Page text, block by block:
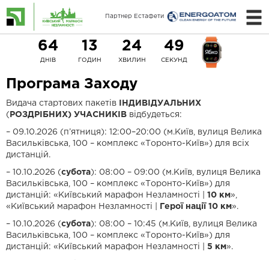
Партнер Естафети
64
ДНІВ
13
ГОДИН
24
ХВИЛИН
49
СЕКУНД
Програма Заходу
Видача стартових пакетів
ІНДИВІДУАЛЬНИХ
( РОЗДРІБНИХ) УЧАСНИКІВ відбудеться:
– 09.10.2026 (п’ятниця): 12:00–20:00 (м.Київ, вулиця Велика
Васильківська, 100 – комплекс «Торонто-Київ») для всіх
дистанцій.
– 10.10.2026 (субота): 08:00 – 09:00 (м.Київ, вулиця Велика
Васильківська, 100 – комплекс «Торонто-Київ») для
дистанцій: «Київський марафон Незламності | 10 км »,
«Київський марафон Незламності |
Герої нації 10 км ».
– 10.10.2026 (субота): 08:00 – 10:45 (м.Київ, вулиця Велика
Васильківська, 100 – комплекс «Торонто-Київ») для
дистанцій: «Київський марафон Незламності | 5 км ».